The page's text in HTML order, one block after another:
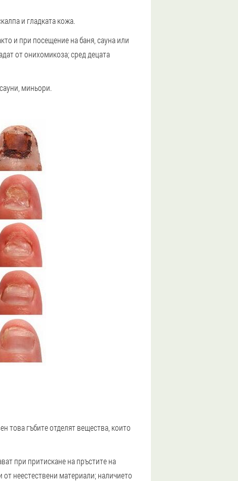
и гладката кожа.
и при посещение на баня, сауна или
от онихомикоза; сред децата
миньори.
това гъбите отделят вещества, които
при притискане на пръстите на
от неестествени материали; наличието